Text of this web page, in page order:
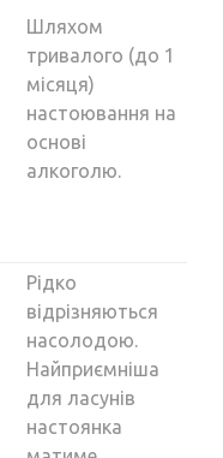
Шляхом
тривалого (до 1
місяця)
настоювання на
основі
алкоголю.
Рідко
відрізняються
насолодою.
Найприємніша
для ласунів
настоянка